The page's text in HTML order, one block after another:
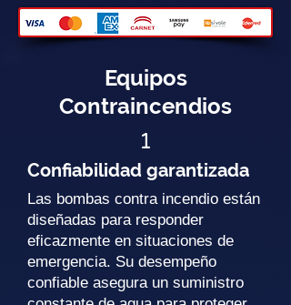
Equipos
Contraincendios
1
Confiabilidad garantizada
Las bombas contra incendio están
diseñadas para responder
eficazmente en situaciones de
emergencia. Su desempeño
confiable asegura un suministro